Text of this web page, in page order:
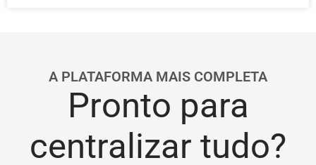
A PLATAFORMA MAIS COMPLETA
Pronto para
centralizar tudo?